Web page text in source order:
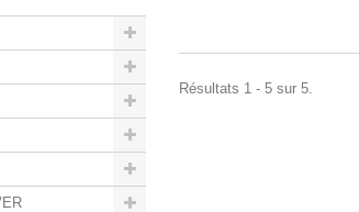
Résultats 1 - 5 sur 5.